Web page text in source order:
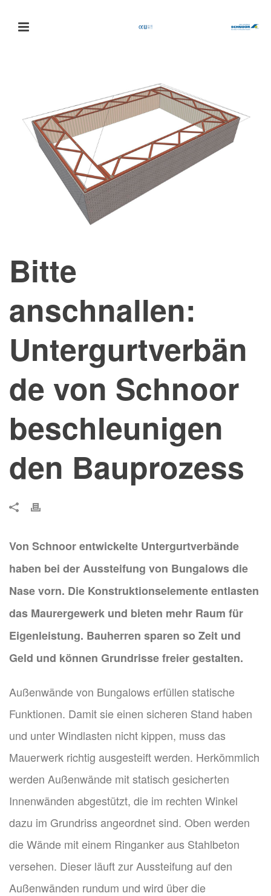
Bitte
anschnallen:
Untergurtverbän
de von Schnoor
beschleunigen
den Bauprozess
Von Schnoor entwickelte Untergurtverbände
haben bei der Aussteifung von Bungalows die
Nase vorn. Die Konstruktionselemente entlasten
das Maurergewerk und bieten mehr Raum für
Eigenleistung. Bauherren sparen so Zeit und
Geld und können Grundrisse freier gestalten.
Außenwände von Bungalows erfüllen statische
Funktionen. Damit sie einen sicheren Stand haben
und unter Windlasten nicht kippen, muss das
Mauerwerk richtig ausgesteift werden. Herkömmlich
werden Außenwände mit statisch gesicherten
Innenwänden abgestützt, die im rechten Winkel
dazu im Grundriss angeordnet sind. Oben werden
die Wände mit einem Ringanker aus Stahlbeton
versehen. Dieser läuft zur Aussteifung auf den
Außenwänden rundum und wird über die